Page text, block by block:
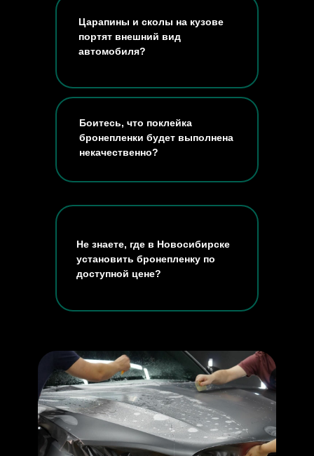
Царапины и сколы на кузове
портят внешний вид
автомобиля?
Не знаете, где в Новосибирске
установить бронепленку по
доступной цене?
Боитесь, что поклейка
бронепленки будет выполнена
некачественно?